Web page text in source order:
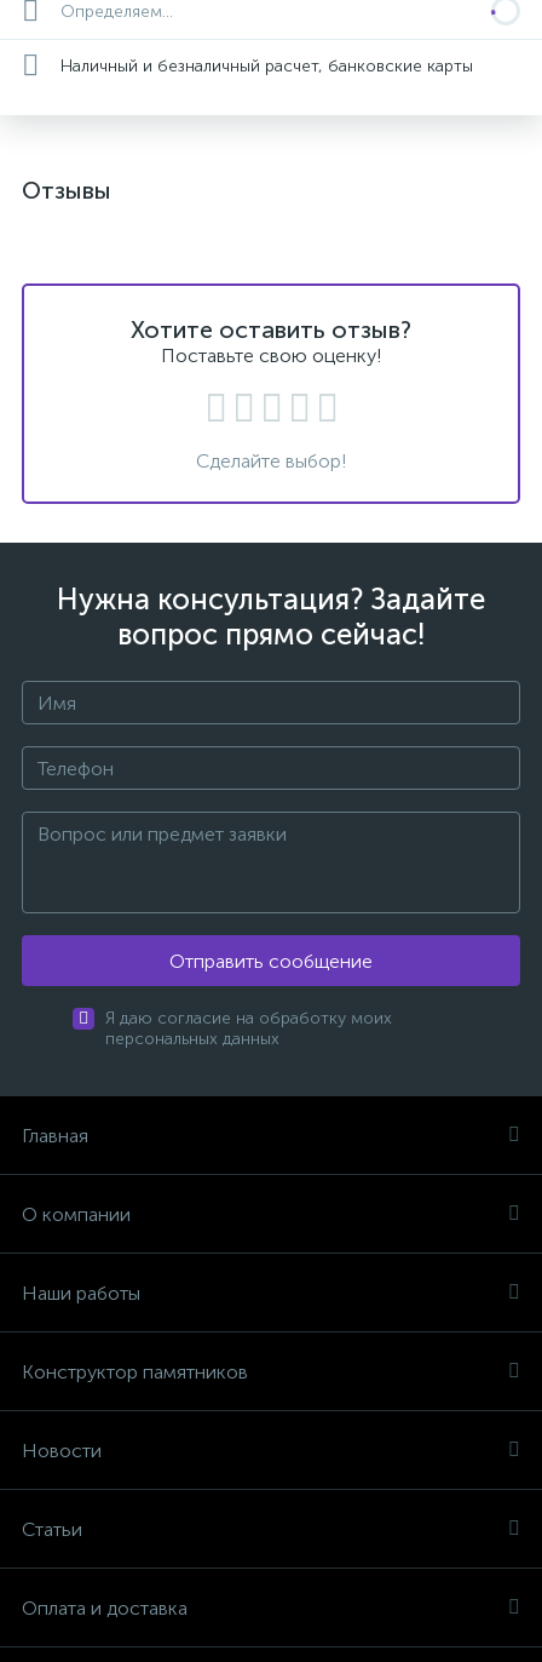
Определяем...
Наличный и безналичный расчет, банковские карты
Отзывы
Хотите оставить отзыв?
Поставьте свою оценку!
Сделайте выбор!
Нужна консультация? Задайте
вопрос прямо сейчас!
Отправить сообщение
Я даю согласие на обработку моих
персональных данных
Главная
О компании
Наши работы
Конструктор памятников
Новости
Статьи
Оплата и доставка